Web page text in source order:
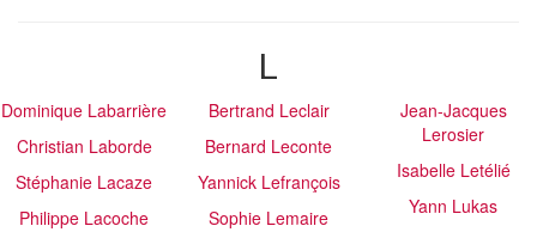
L
Dominique Labarrière
Christian Laborde
Stéphanie Lacaze
Philippe Lacoche
Bertrand Leclair
Bernard Leconte
Yannick Lefrançois
Sophie Lemaire
Jean-Jacques
Lerosier
Isabelle Letélié
Yann Lukas